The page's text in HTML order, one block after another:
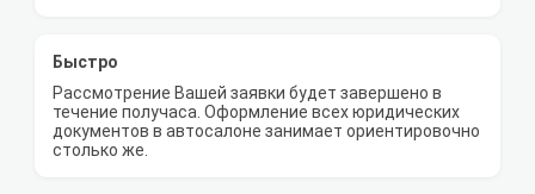
Быстро
Рассмотрение Вашей заявки будет завершено в
течение получаса. Оформление всех юридических
документов в автосалоне занимает ориентировочно
столько же.